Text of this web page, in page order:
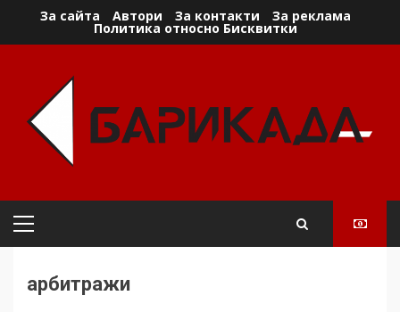
За сайта Автори За контакти За реклама
Политика относно Бисквитки
Primary
арбитражи